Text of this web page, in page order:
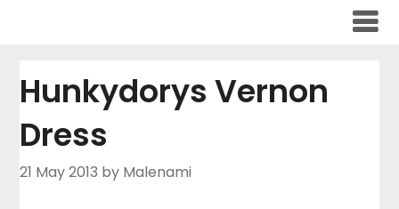
Hunkydorys Vernon
Dress
21 May 2013 by Malenami